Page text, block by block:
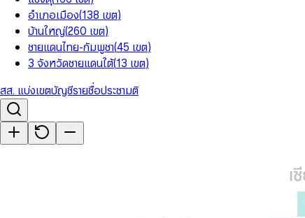
อำเภอเมือง(138 เขต)
บ้านใหญ่(260 เขต)
ชายแดนไทย-กัมพูชา(45 เขต)
3 จังหวัดชายแดนใต้(13 เขต)
สส. แบ่งเขตบัญชีรายชื่อประชามติ